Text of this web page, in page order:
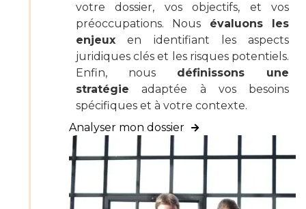
votre dossier, vos objectifs, et vos
préoccupations. Nous évaluons les
enjeux en identifiant les aspects
juridiques clés et les risques potentiels.
Enfin, nous définissons une
stratégie adaptée à vos besoins
spécifiques et à votre contexte.
Analyser mon dossier
